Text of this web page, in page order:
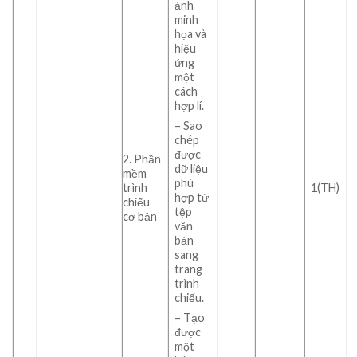
2. Phần
mềm
trình
chiếu
cơ bản
ảnh
minh
họa và
hiệu
ứng
một
cách
hợp lí.
– Sao
chép
được
dữ liệu
phù
hợp từ
tệp
văn
bản
sang
trang
trình
chiếu.
– Tạo
được
một
1(TH)